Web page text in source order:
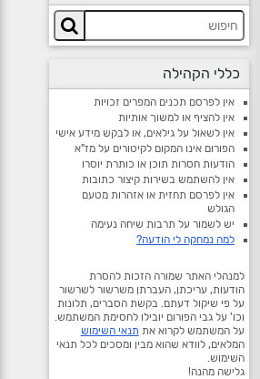
כללי הקהילה
אין לפרסם תכנים המפרים זכויות
אין להציף או למשוך אותיות
אין לשאול על גילאים, או לבקש מידע אישי
הפורום אינו המקום לקיטורים על מז"א
הודעות חסרות תוכן או כותרת יוסרו
אין להשתמש בשירות קיצור כתובות
אין לפרסם תחזית או אזהרות מטעם
הגולש
יש לשמור על תרבות שיחה נעימה
למה נמחקה לי הודעה?
למנהלי האתר שמורה הזכות להסרת
הודעות, עריכתן, העברתן משרשור לשרשור
על פי שיקול דעתם. בקשת הסברים, תלונות
וכו' על גבי הפורום יובילו לחסימת המשתמש.
על המשתמש לקרוא את תנאי השימוש
המלאים, לוודא שהוא מבין ומסכים לכל תנאי
השימוש.
גלישה מהנה!